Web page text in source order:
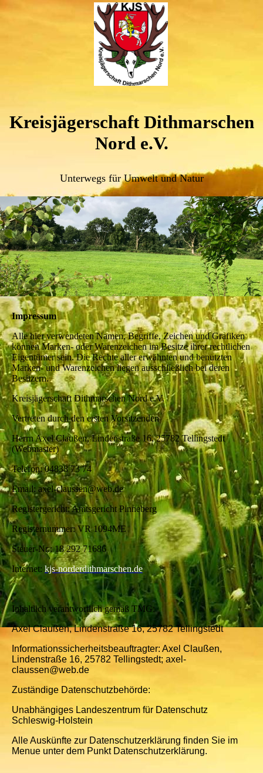
Kreisjägerschaft Dithmarschen
Nord e.V.
Unterwegs für Umwelt und Natur
Impressum
Alle hier verwendeten Namen, Begriffe, Zeichen und Grafiken
können Marken- oder Warenzeichen im Besitze ihrer rechtlichen
Eigentümer sein. Die Rechte aller erwähnten und benutzten
Marken- und Warenzeichen liegen ausschließlich bei deren
Besitzern.
Kreisjägerschaft Dithmarschen Nord e.V.
Vertreten durch den ersten Vorsitzenden
Herrn Axel Claußen, Lindenstraße 16, 25782 Tellingstedt
(Webmaster)
Telefon: 04838 73 74
Email: axel-claussen@web.de
Registergericht: Amtsgericht Pinneberg
Registernummer: VR 1094ME
Steuer-Nr.: 18 292 71686
Internet: kjs-norderdithmarschen.de
Inhaltlich verantwortlich gemäß TMG:
Axel Claußen, Lindenstraße 16, 25782 Tellingstedt
Informationssicherheitsbeauftragter: Axel Claußen,
Lindenstraße 16, 25782 Tellingstedt; axel-
claussen@web.de
Zuständige Datenschutzbehörde:
Unabhängiges Landeszentrum für Datenschutz
Schleswig-Holstein
Alle Auskünfte zur Datenschutzerklärung finden Sie im
Menue unter dem Punkt Datenschutzerklärung.